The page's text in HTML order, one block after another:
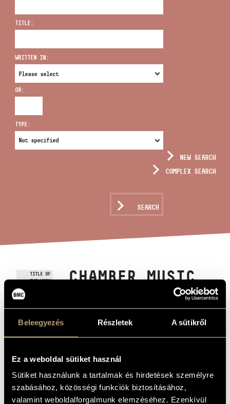
Beleegyezés Részletek A sütikről
Ez a weboldal sütiket használ
Sütiket használunk a tartalmak és hirdetések személyre
szabásához, közösségi funkciók biztosításához,
valamint weboldalforgalmunk elemzéséhez. Ezenkívül
ADDRESS
infokozpont@bmc.hu
PHONE
OPENING HOURS
TITLE:
WRITTEN IN:
OR:
TYPE:
NEW SEARCH
COMPLEX SEARCH
SEARCH
TITLE OF
THE WORK
CHAMBER MUSIC
(IN MEMORIAM
NATALIE AND
SERGE
KOUSSEVITZKY)
COMPOSER Durkó Zsolt
HUNGARIAN
Kamarazene (In memoriam Natalie and Serge Koussevitzky)